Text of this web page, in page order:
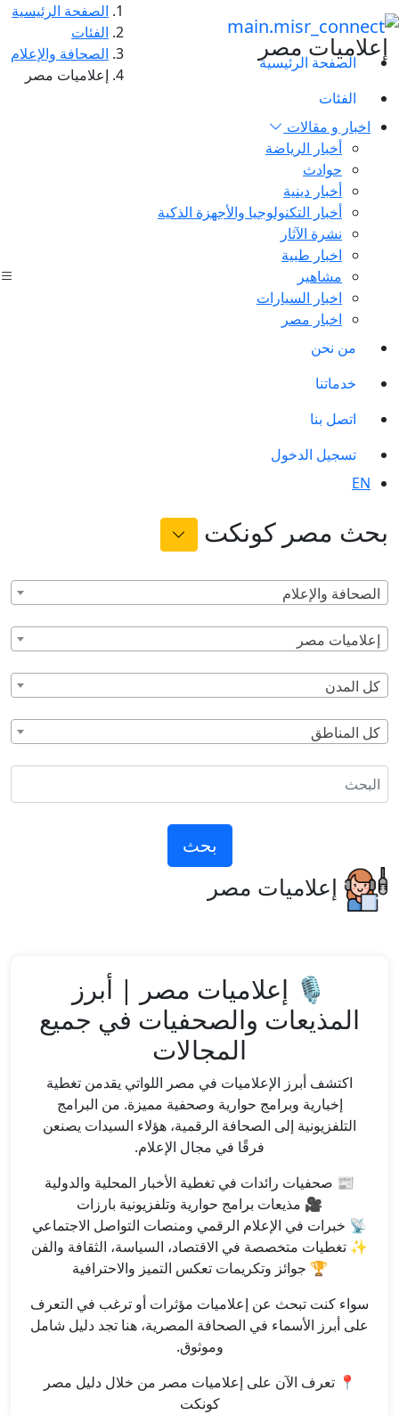
الصفحة الرئيسية
الفئات
اخبار و مقالات
أخبار الرياضة
حوادث
أخبار دينية
أخبار التكنولوجيا والأجهزة الذكية
نشرة الآثار
اخبار طبية
مشاهير
اخبار السيارات
اخبار مصر
من نحن
خدماتنا
اتصل بنا
تسجيل الدخول
EN
إعلاميات مصر
الصفحة الرئيسية
الفئات
الصحافة والإعلام
إعلاميات مصر
بحث مصر كونكت
الصحافة والإعلام
إعلاميات مصر
كل المدن
كل المناطق
بحث
إعلاميات مصر
🎙️ إعلاميات مصر | أبرز
المذيعات والصحفيات في جميع
المجالات
اكتشف أبرز الإعلاميات في مصر اللواتي يقدمن تغطية
إخبارية وبرامج حوارية وصحفية مميزة. من البرامج
التلفزيونية إلى الصحافة الرقمية، هؤلاء السيدات يصنعن
فرقًا في مجال الإعلام.
📰 صحفيات رائدات في تغطية الأخبار المحلية والدولية
🎥 مذيعات برامج حوارية وتلفزيونية بارزات
📡 خبرات في الإعلام الرقمي ومنصات التواصل الاجتماعي
✨ تغطيات متخصصة في الاقتصاد، السياسة، الثقافة والفن
🏆 جوائز وتكريمات تعكس التميز والاحترافية
سواء كنت تبحث عن إعلاميات مؤثرات أو ترغب في التعرف
على أبرز الأسماء في الصحافة المصرية، هنا تجد دليل شامل
وموثوق.
📍 تعرف الآن على إعلاميات مصر من خلال دليل مصر
كونكت